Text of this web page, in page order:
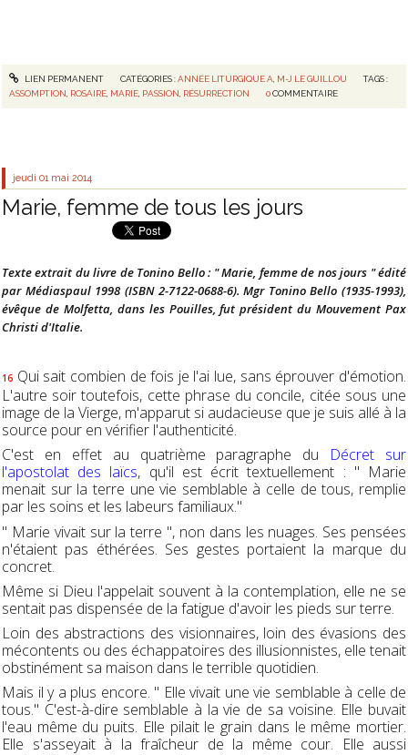
LIEN PERMANENT CATÉGORIES :ANNÉE LITURGIQUE A M-J LE GUILLOU
TAGS :
ASSOMPTION ROSAIRE MARIE PASSION RÉSURRECTION 0 COMMENTAIRE
jeudi 01 mai 2014
Marie, femme de tous les jours
Texte extrait du livre de Tonino Bello : " Marie, femme de nos jours " édité
par Médiaspaul 1998 (ISBN 2-7122-0688-6). Mgr Tonino Bello (1935-1993),
évêque de Molfetta, dans les Pouilles, fut président du Mouvement Pax
Christi d'Italie.
16 Qui sait combien de fois je l'ai lue, sans éprouver d'émotion.
L'autre soir toutefois, cette phrase du concile, citée sous une
image de la Vierge, m'apparut si audacieuse que je suis allé à la
source pour en vérifier l'authenticité.
C'est en effet au quatrième paragraphe du Décret sur
l'apostolat des laïcs, qu'il est écrit textuellement : " Marie
menait sur la terre une vie semblable à celle de tous, remplie
par les soins et les labeurs familiaux."
" Marie vivait sur la terre ", non dans les nuages. Ses pensées
n'étaient pas éthérées. Ses gestes portaient la marque du
concret.
Même si Dieu l'appelait souvent à la contemplation, elle ne se
sentait pas dispensée de la fatigue d'avoir les pieds sur terre.
Loin des abstractions des visionnaires, loin des évasions des
mécontents ou des échappatoires des illusionnistes, elle tenait
obstinément sa maison dans le terrible quotidien.
Mais il y a plus encore. " Elle vivait une vie semblable à celle de
tous." C'est-à-dire semblable à la vie de sa voisine. Elle buvait
l'eau même du puits. Elle pilait le grain dans le même mortier.
Elle s'asseyait à la fraîcheur de la même cour. Elle aussi